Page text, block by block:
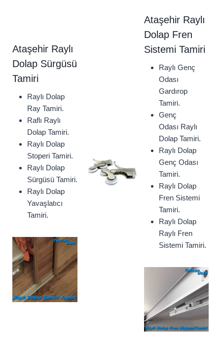
Ataşehir Raylı
Dolap Sürgüsü
Tamiri
Raylı Dolap
Ray Tamiri.
Raflı Raylı
Dolap Tamiri.
Raylı Dolap
Stoperi Tamiri.
Raylı Dolap
Sürgüsü Tamiri.
Raylı Dolap
Yavaşlatıcı
Tamiri.
Ataşehir Raylı
Dolap Fren
Sistemi Tamiri
Raylı Genç
Odası
Gardırop
Tamiri.
Genç
Odası Raylı
Dolap Tamiri.
Raylı Dolap
Genç Odası
Tamiri.
Raylı Dolap
Fren Sistemi
Tamiri.
Raylı Dolap
Raylı Fren
Sistemi Tamiri.